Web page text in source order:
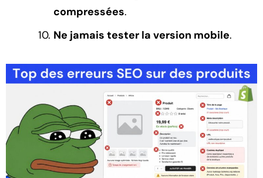
compressées.
Ne jamais tester la version mobile.